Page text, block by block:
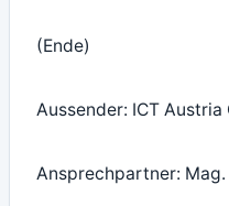
(Ende)
Aussender: ICT Austria
Ansprechpartner: